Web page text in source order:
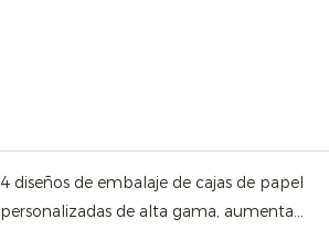
4 diseños de embalaje de cajas de papel
personalizadas de alta gama, aumentan